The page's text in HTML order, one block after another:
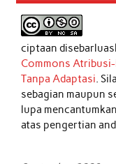
ciptaan
Commons
Tanpa Adaptasi.
sebagian maupun
lupa
atas pengertian